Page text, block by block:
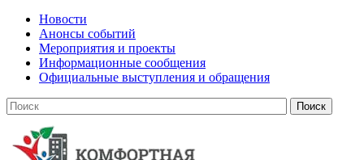
Новости
Анонсы событий
Мероприятия и проекты
Информационные сообщения
Официальные выступления и обращения